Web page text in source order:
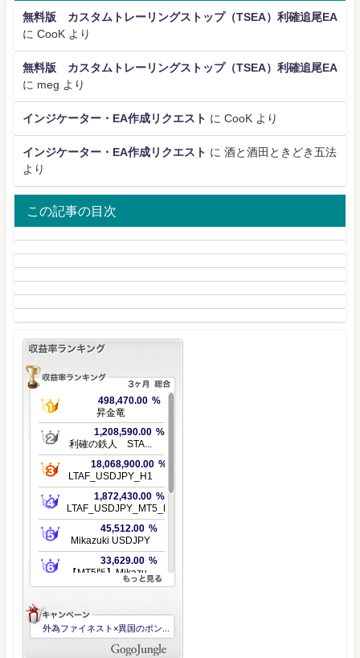
無料版 カスタムトレーリングストップ（TSEA）利確追尾EA
に CooK より
無料版 カスタムトレーリングストップ（TSEA）利確追尾EA
に meg より
インジケーター・EA作成リクエスト に CooK より
インジケーター・EA作成リクエスト に 酒と酒田ときどき五法
より
この記事の目次